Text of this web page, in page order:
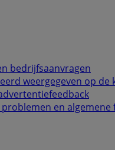
bedrijfsaanvragen
weergegeven op de
en algemene